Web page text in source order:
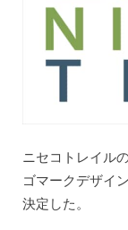
ニセコトレイル
ゴマークデザイ
決定した。